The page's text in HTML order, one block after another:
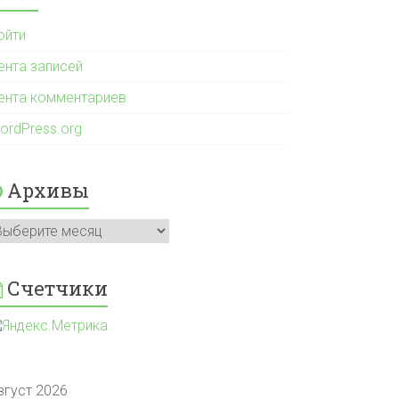
записей
комментариев
Архивы
Счетчики
2026